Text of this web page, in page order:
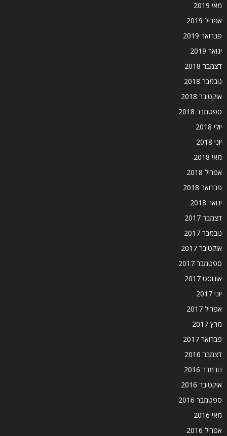
מאי 2019
אפריל 2019
פברואר 2019
ינואר 2019
דצמבר 2018
נובמבר 2018
אוקטובר 2018
ספטמבר 2018
יולי 2018
יוני 2018
מאי 2018
אפריל 2018
פברואר 2018
ינואר 2018
דצמבר 2017
נובמבר 2017
אוקטובר 2017
ספטמבר 2017
אוגוסט 2017
יוני 2017
אפריל 2017
מרץ 2017
פברואר 2017
דצמבר 2016
נובמבר 2016
אוקטובר 2016
ספטמבר 2016
מאי 2016
אפריל 2016